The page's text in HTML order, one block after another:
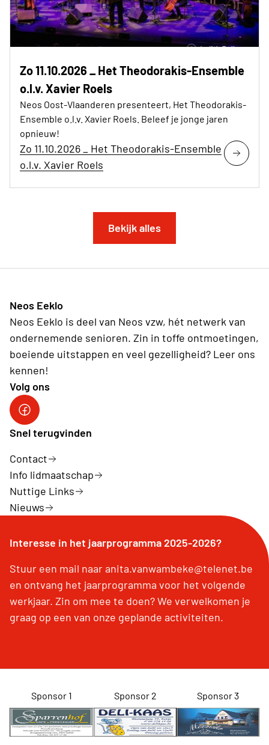
Zo 11.10.2026 _ Het Theodorakis-Ensemble
o.l.v. Xavier Roels
Neos Oost-Vlaanderen presenteert, Het Theodorakis-
Ensemble o.l.v. Xavier Roels. Beleef je jonge jaren
opnieuw!
Zo 11.10.2026 _ Het Theodorakis-Ensemble
o.l.v. Xavier Roels
Bekijk alles
Neos Eeklo
Neos Eeklo is deel van Neos vzw, hét netwerk van
ondernemende senioren. Zin in toffe ontmoetingen,
boeiende uitstappen en veel gezelligheid? Leer ons
kennen!
Volg ons
Snel terugvinden
Contact
Info lidmaatschap
Nuttige Links
Nieuws
Interesse in het jaarprogramma 2025-2026?
Stuur een mail naar anita.vanwambeke@telenet.be
en ontvang het jaarprogramma voor het volgende
werkjaar. Zin om mee te doen? We verwelkomen je
graag op een van onze geplande activiteiten.
Sponsor 1 Sponsor 2 Sponsor 3